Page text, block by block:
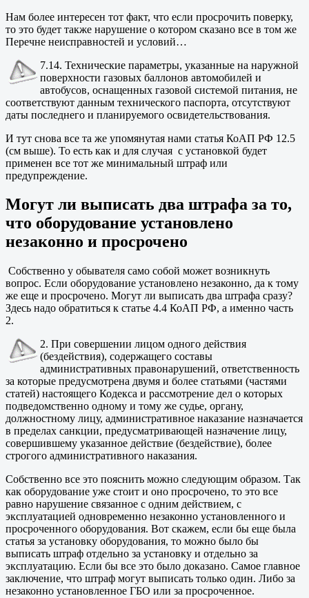
Нам более интересен тот факт, что если просрочить поверку,
то это будет также нарушение о котором сказано все в том же
Перечне неисправностей и условий…
7.14. Технические параметры, указанные на наружной
поверхности газовых баллонов автомобилей и
автобусов, оснащенных газовой системой питания, не
соответствуют данным технического паспорта, отсутствуют
даты последнего и планируемого освидетельствования.
И тут снова все та же упомянутая нами статья КоАП РФ 12.5
(см выше). То есть как и для случая с установкой будет
применен все тот же минимальный штраф или
предупреждение.
Могут ли выписать два штрафа за то,
что оборудование установлено
незаконно и просрочено
Собственно у обывателя само собой может возникнуть
вопрос. Если оборудование установлено незаконно, да к тому
же еще и просрочено. Могут ли выписать два штрафа сразу?
Здесь надо обратиться к статье 4.4 КоАП РФ, а именно часть
2.
2. При совершении лицом одного действия
(бездействия), содержащего составы
административных правонарушений, ответственность
за которые предусмотрена двумя и более статьями (частями
статей) настоящего Кодекса и рассмотрение дел о которых
подведомственно одному и тому же судье, органу,
должностному лицу, административное наказание назначается
в пределах санкции, предусматривающей назначение лицу,
совершившему указанное действие (бездействие), более
строгого административного наказания.
Собственно все это пояснить можно следующим образом. Так
как оборудование уже стоит и оно просрочено, то это все
равно нарушение связанное с одним действием, с
эксплуатацией одновременно незаконно установленного и
просроченного оборудования. Вот скажем, если бы еще была
статья за установку оборудования, то можно было бы
выписать штраф отдельно за установку и отдельно за
эксплуатацию. Если бы все это было доказано. Самое главное
заключение, что штраф могут выписать только один. Либо за
незаконно установленное ГБО или за просроченное.